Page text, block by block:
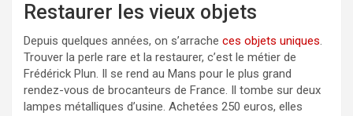
Restaurer les vieux objets
Depuis quelques années, on s’arrache ces objets uniques.
Trouver la perle rare et la restaurer, c’est le métier de
Frédérick Plun. Il se rend au Mans pour le plus grand
rendez-vous de brocanteurs de France. Il tombe sur deux
lampes métalliques d’usine. Achetées 250 euros, elles